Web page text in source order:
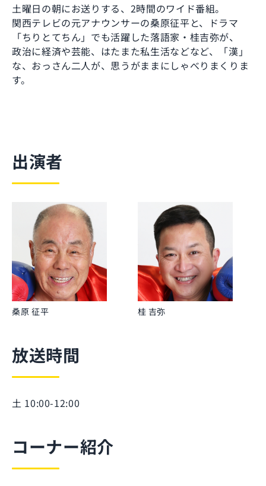
土曜日の朝にお送りする、2時間のワイド番組。
関西テレビの元アナウンサーの桑原征平と、ドラマ
「ちりとてちん」でも活躍した落語家・桂吉弥が、
政治に経済や芸能、はたまた私生活などなど、「漢」
な、おっさん二人が、思うがままにしゃべりまくりま
す。
出演者
桑原 征平 桂 吉弥
放送時間
土 10:00-12:00
コーナー紹介